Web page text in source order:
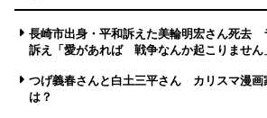
長崎市出身・平和訴えた美輪明宏さん死去
訴え「愛があれば 戦争なんか起こりません
つげ義春さんと白土三平さん カリスマ漫画
は？